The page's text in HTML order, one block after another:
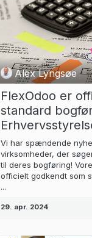
Alex Lyngsøe
FlexOdoo er
standard
Vi har spændende
virksomheder, der
til deres bogføring!
officielt godkendt som
...
29. apr. 2024